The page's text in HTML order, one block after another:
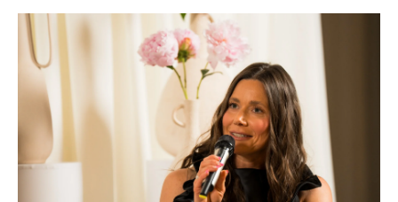
moda & ljepota